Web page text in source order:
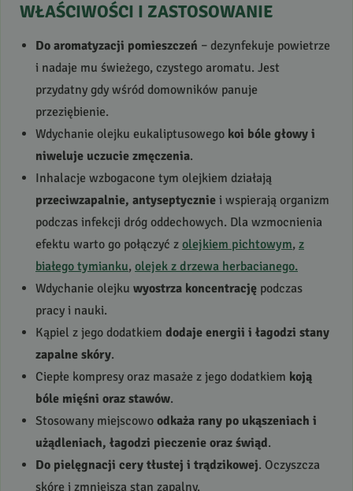
WŁAŚCIWOŚCI I ZASTOSOWANIE
Do aromatyzacji pomieszczeń – dezynfekuje powietrze
i nadaje mu świeżego, czystego aromatu. Jest
przydatny gdy wśród domowników panuje
przeziębienie.
Wdychanie olejku eukaliptusowego koi bóle głowy i
niweluje uczucie zmęczenia.
Inhalacje wzbogacone tym olejkiem działają
przeciwzapalnie, antyseptycznie i wspierają organizm
podczas infekcji dróg oddechowych. Dla wzmocnienia
efektu warto go połączyć z olejkiem pichtowym, z
białego tymianku, olejek z drzewa herbacianego.
Wdychanie olejku wyostrza koncentrację podczas
pracy i nauki.
Kąpiel z jego dodatkiem dodaje energii i łagodzi stany
zapalne skóry.
Ciepłe kompresy oraz masaże z jego dodatkiem koją
bóle mięśni oraz stawów.
Stosowany miejscowo odkaża rany po ukąszeniach i
użądleniach, łagodzi pieczenie oraz świąd.
Do pielęgnacji cery tłustej i trądzikowej. Oczyszcza
skórę i zmniejsza stan zapalny.